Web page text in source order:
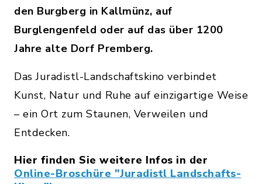
den Burgberg in Kallmünz, auf
Burglengenfeld oder auf das über 1200
Jahre alte Dorf Premberg.
Das Juradistl-Landschaftskino verbindet
Kunst, Natur und Ruhe auf einzigartige Weise
– ein Ort zum Staunen, Verweilen und
Entdecken.
Hier finden Sie weitere Infos in der
Online-Broschüre "Juradistl Landschafts-